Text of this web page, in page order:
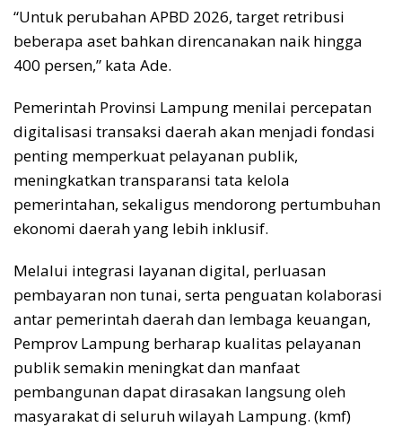
“Untuk perubahan APBD 2026, target retribusi
beberapa aset bahkan direncanakan naik hingga
400 persen,” kata Ade.
Pemerintah Provinsi Lampung menilai percepatan
digitalisasi transaksi daerah akan menjadi fondasi
penting memperkuat pelayanan publik,
meningkatkan transparansi tata kelola
pemerintahan, sekaligus mendorong pertumbuhan
ekonomi daerah yang lebih inklusif.
Melalui integrasi layanan digital, perluasan
pembayaran non tunai, serta penguatan kolaborasi
antar pemerintah daerah dan lembaga keuangan,
Pemprov Lampung berharap kualitas pelayanan
publik semakin meningkat dan manfaat
pembangunan dapat dirasakan langsung oleh
masyarakat di seluruh wilayah Lampung. (kmf)